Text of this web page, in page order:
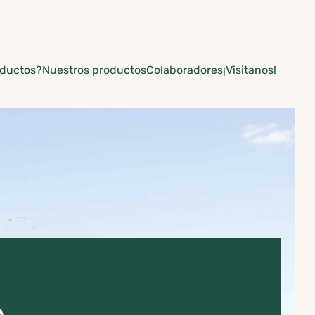
Nuestros productosColaboradores¡Visitanos!